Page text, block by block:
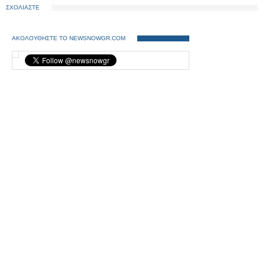
ΣΧΟΛΙΑΣΤΕ
ΑΚΟΛΟΥΘΗΣΤΕ ΤΟ NEWSNOWGR.COM